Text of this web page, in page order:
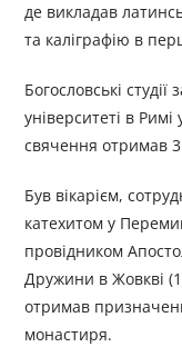
де викладав
та каліграфію в
Богословські
університеті в
свячення отримав
Був вікарієм,
катехитом у
провідником
Дружини в Жовкві
отримав
монастиря.